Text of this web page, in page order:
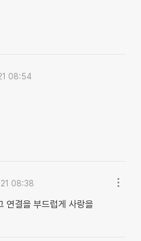
08:54
08:38
연결을 부드럽게 사랑을